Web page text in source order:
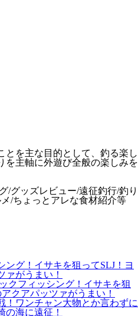
とを主な目的として、釣る楽し
を主軸に外遊び全般の楽しみを
/グッズレビュー/遠征釣行/釣り
/ちょっとアレな食材紹介等
クフィッシング！イサキを狙
クアパッツァがうまい！